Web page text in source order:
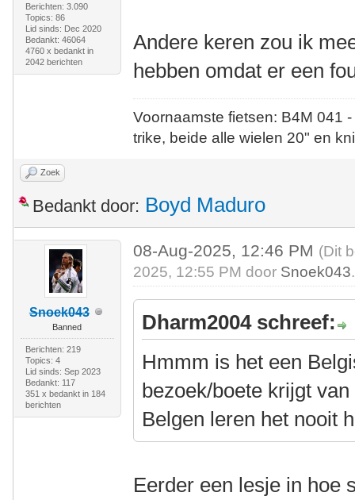
Berichten: 3.090
Topics: 86
Lid sinds: Dec 2020
Bedankt: 46064
4760 x bedankt in
2042 berichten
Andere keren zou ik
hebben omdat er een
Voornaamste fietsen: B4M
trike, beide alle wielen 20" en
Zoek
Bedankt door: Boyd Maduro
Snoek043
Banned
Berichten: 219
Topics: 4
Lid sinds: Sep 2023
Bedankt: 117
351 x bedankt in 184
berichten
08-Aug-2025, 12:46 PM (Dit
2025, 12:55 PM door Snoek043
Dharm2004 schreef:
Hmmm is het een
bezoek/boete krijgt
Belgen leren het nooit
Eerder een lesje in hoe